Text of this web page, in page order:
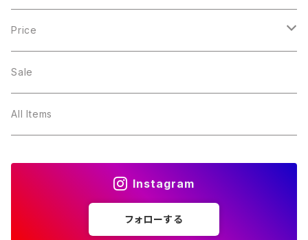
１月・ガーネット
２月・アメジスト
３月・アクアマリン
Price
～5000円
～10000円
Sale
All Items
Instagram
フォローする